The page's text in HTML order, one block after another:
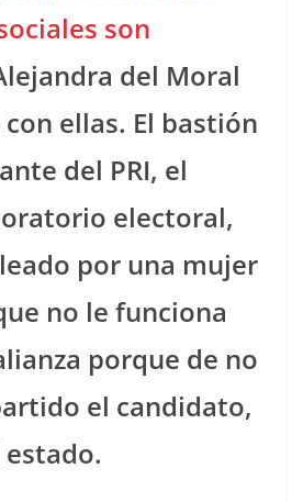
son
del Moral
ellas. El bastión
del PRI, el
electoral,
por una mujer
no le funciona
porque de no
el candidato,